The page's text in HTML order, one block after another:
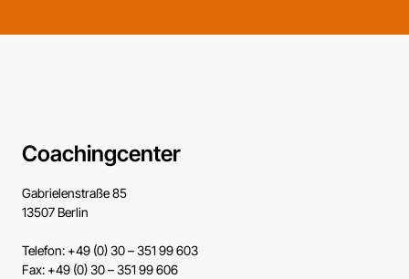
Coachingcenter
Gabrielenstraße 85
13507 Berlin
Telefon: +49 (0) 30 – 351 99 603
Fax: +49 (0) 30 – 351 99 606